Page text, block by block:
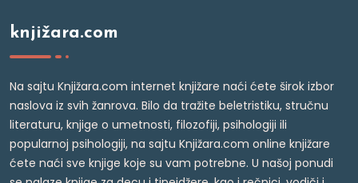
knjižara.com
Na sajtu Knjižara.com internet knjižare naći ćete širok izbor
naslova iz svih žanrova. Bilo da tražite beletristiku, stručnu
literaturu, knjige o umetnosti, filozofiji, psihologiji ili
popularnoj psihologiji, na sajtu Knjižara.com online knjižare
ćete naći sve knjige koje su vam potrebne. U našoj ponudi